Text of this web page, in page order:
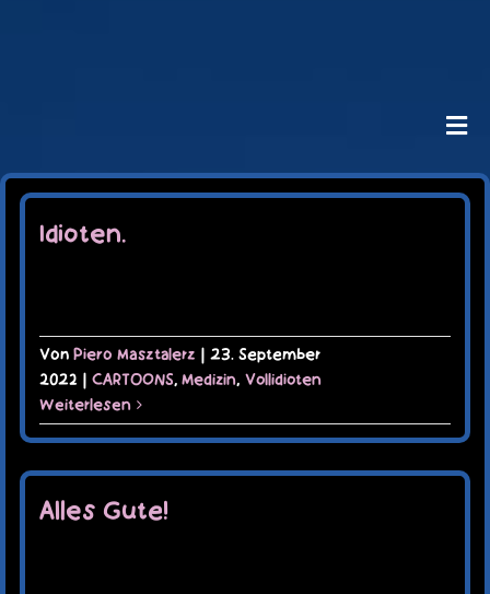
HOME
CARTOONS
VIDEO
KONTAKT
MEIN KONTO
WARENKORB
Idioten.
Von Piero Masztalerz | 23. September
2022 | CARTOONS, Medizin, Vollidioten
Weiterlesen
Alles Gute!